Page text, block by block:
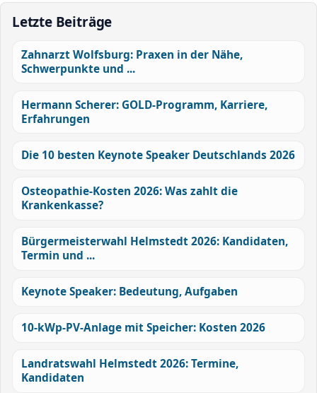
Letzte Beiträge
Zahnarzt Wolfsburg: Praxen in der Nähe,
Schwerpunkte und ...
Hermann Scherer: GOLD-Programm, Karriere,
Erfahrungen
Die 10 besten Keynote Speaker Deutschlands 2026
Osteopathie-Kosten 2026: Was zahlt die
Krankenkasse?
Bürgermeisterwahl Helmstedt 2026: Kandidaten,
Termin und ...
Keynote Speaker: Bedeutung, Aufgaben
10-kWp-PV-Anlage mit Speicher: Kosten 2026
Landratswahl Helmstedt 2026: Termine,
Kandidaten